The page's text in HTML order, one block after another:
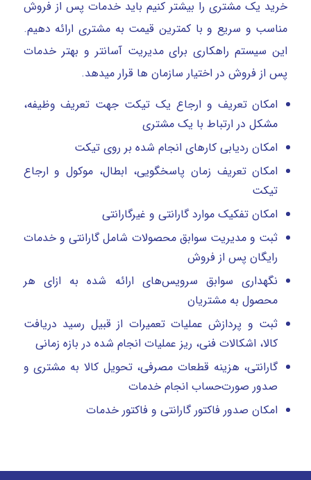
خرید یک مشتری را بیشتر کنیم باید خدمات پس از فروش
مناسب و سریع و با کمترین قیمت به مشتری ارائه دهیم.
این سیستم راهکاری برای مدیریت آسانتر و بهتر خدمات
پس از فروش در اختیار سازمان ها قرار میدهد.
امکان تعریف و ارجاع یک تیکت جهت تعریف وظیفه،
مشکل در ارتباط با یک مشتری
امکان ردیابی کارهای انجام شده بر روی تیکت
امکان تعریف زمان پاسخگویی، ابطال، موکول و ارجاع
تیکت
امکان تفکیک موارد گارانتی و غیرگارانتی
ثبت و مدیریت سوابق محصولات شامل گارانتی و خدمات
رایگان پس از فروش
نگهداری سوابق سرویس‌های ارائه شده به ازای هر
محصول به مشتریان
ثبت و پردازش عملیات تعمیرات از قبیل رسید دریافت
کالا، اشکالات فنی، ریز عملیات انجام شده در بازه زمانی
گارانتی، هزینه قطعات مصرفی، تحویل کالا به مشتری و
صدور صورت‌حساب انجام خدمات
امکان صدور فاکتور گارانتی و فاکتور خدمات